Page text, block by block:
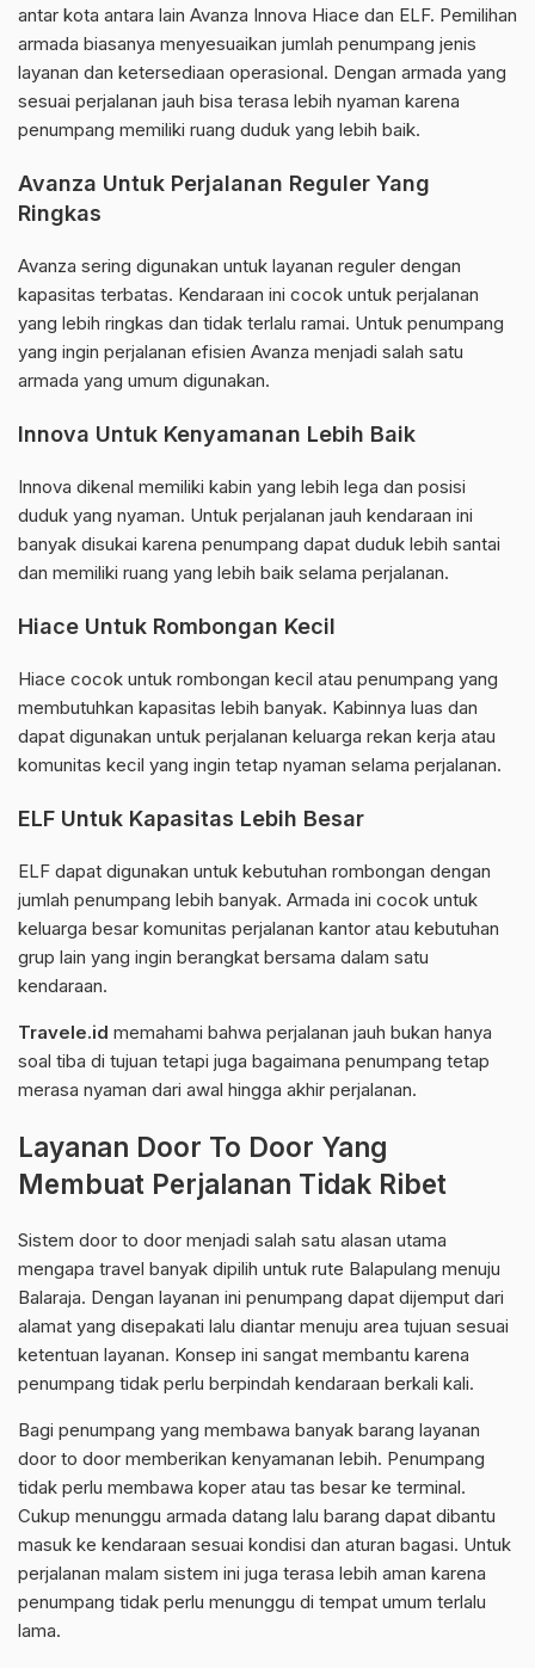
antar kota antara lain Avanza Innova Hiace dan ELF. Pemilihan
armada biasanya menyesuaikan jumlah penumpang jenis
layanan dan ketersediaan operasional. Dengan armada yang
sesuai perjalanan jauh bisa terasa lebih nyaman karena
penumpang memiliki ruang duduk yang lebih baik.
Avanza Untuk Perjalanan Reguler Yang
Ringkas
Avanza sering digunakan untuk layanan reguler dengan
kapasitas terbatas. Kendaraan ini cocok untuk perjalanan
yang lebih ringkas dan tidak terlalu ramai. Untuk penumpang
yang ingin perjalanan efisien Avanza menjadi salah satu
armada yang umum digunakan.
Innova Untuk Kenyamanan Lebih Baik
Innova dikenal memiliki kabin yang lebih lega dan posisi
duduk yang nyaman. Untuk perjalanan jauh kendaraan ini
banyak disukai karena penumpang dapat duduk lebih santai
dan memiliki ruang yang lebih baik selama perjalanan.
Hiace Untuk Rombongan Kecil
Hiace cocok untuk rombongan kecil atau penumpang yang
membutuhkan kapasitas lebih banyak. Kabinnya luas dan
dapat digunakan untuk perjalanan keluarga rekan kerja atau
komunitas kecil yang ingin tetap nyaman selama perjalanan.
ELF Untuk Kapasitas Lebih Besar
ELF dapat digunakan untuk kebutuhan rombongan dengan
jumlah penumpang lebih banyak. Armada ini cocok untuk
keluarga besar komunitas perjalanan kantor atau kebutuhan
grup lain yang ingin berangkat bersama dalam satu
kendaraan.
Travele.id memahami bahwa perjalanan jauh bukan hanya
soal tiba di tujuan tetapi juga bagaimana penumpang tetap
merasa nyaman dari awal hingga akhir perjalanan.
Layanan Door To Door Yang
Membuat Perjalanan Tidak Ribet
Sistem door to door menjadi salah satu alasan utama
mengapa travel banyak dipilih untuk rute Balapulang menuju
Balaraja. Dengan layanan ini penumpang dapat dijemput dari
alamat yang disepakati lalu diantar menuju area tujuan sesuai
ketentuan layanan. Konsep ini sangat membantu karena
penumpang tidak perlu berpindah kendaraan berkali kali.
Bagi penumpang yang membawa banyak barang layanan
door to door memberikan kenyamanan lebih. Penumpang
tidak perlu membawa koper atau tas besar ke terminal.
Cukup menunggu armada datang lalu barang dapat dibantu
masuk ke kendaraan sesuai kondisi dan aturan bagasi. Untuk
perjalanan malam sistem ini juga terasa lebih aman karena
penumpang tidak perlu menunggu di tempat umum terlalu
lama.